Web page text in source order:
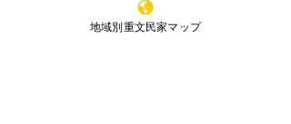
重文民家の日常管理
※購読登録により、当サイトからのメール送信に
同意いただいたものといたします
地域別重文民家マップ